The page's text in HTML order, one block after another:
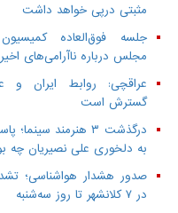
مثبتی درپی خواهد داشت
جلسه فوق‌العاده
مجلس درباره ناآرامی‌های اخیر
عراقچی: روابط ایران و
گسترش است
به دلخوری علی نصیریان چه
صدور هشدار هواشناسی؛
در ۷ کلانشهر تا روز سه‌شنبه